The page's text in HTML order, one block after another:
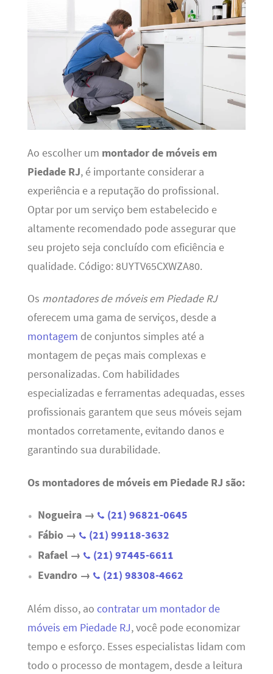
Ao escolher um montador de móveis em
Piedade RJ, é importante considerar a
experiência e a reputação do profissional.
Optar por um serviço bem estabelecido e
altamente recomendado pode assegurar que
seu projeto seja concluído com eficiência e
qualidade. Código: 8UYTV65CXWZA80.
Os montadores de móveis em Piedade RJ
oferecem uma gama de serviços, desde a
montagem de conjuntos simples até a
montagem de peças mais complexas e
personalizadas. Com habilidades
especializadas e ferramentas adequadas, esses
profissionais garantem que seus móveis sejam
montados corretamente, evitando danos e
garantindo sua durabilidade.
Os montadores de móveis em Piedade RJ são:
Nogueira →
(21) 96821-0645
Fábio →
(21) 99118-3632
Rafael →
(21) 97445-6611
Evandro →
(21) 98308-4662
Além disso, ao contratar um montador de
móveis em Piedade RJ, você pode economizar
tempo e esforço. Esses especialistas lidam com
todo o processo de montagem, desde a leitura